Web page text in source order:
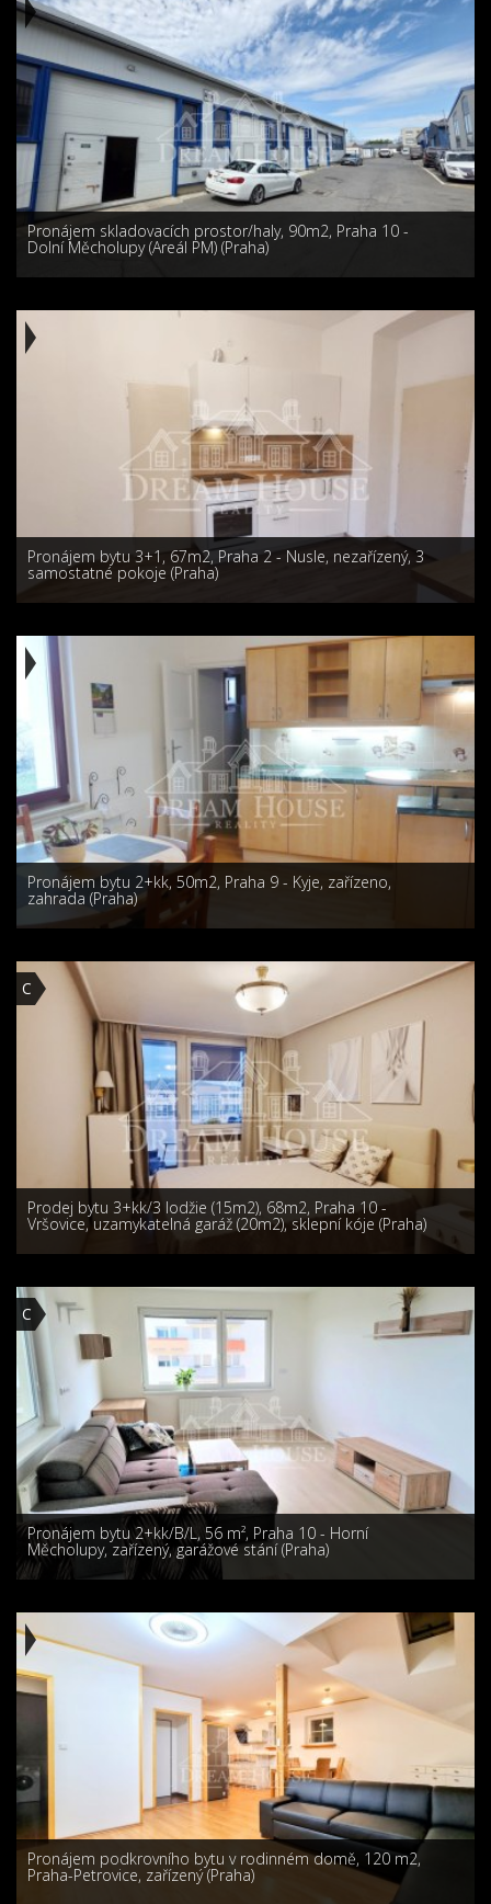
Pronájem skladovacích prostor/haly, 90m2, Praha 10 -
Dolní Měcholupy (Areál PM) (Praha)
Pronájem bytu 3+1, 67m2, Praha 2 - Nusle, nezařízený, 3
samostatné pokoje (Praha)
Pronájem bytu 2+kk, 50m2, Praha 9 - Kyje, zařízeno,
zahrada (Praha)
C
Prodej bytu 3+kk/3 lodžie (15m2), 68m2, Praha 10 -
Vršovice, uzamykatelná garáž (20m2), sklepní kóje (Praha)
C
Pronájem bytu 2+kk/B/L, 56 m², Praha 10 - Horní
Měcholupy, zařízený, garážové stání (Praha)
Pronájem podkrovního bytu v rodinném domě, 120 m2,
Praha-Petrovice, zařízený (Praha)